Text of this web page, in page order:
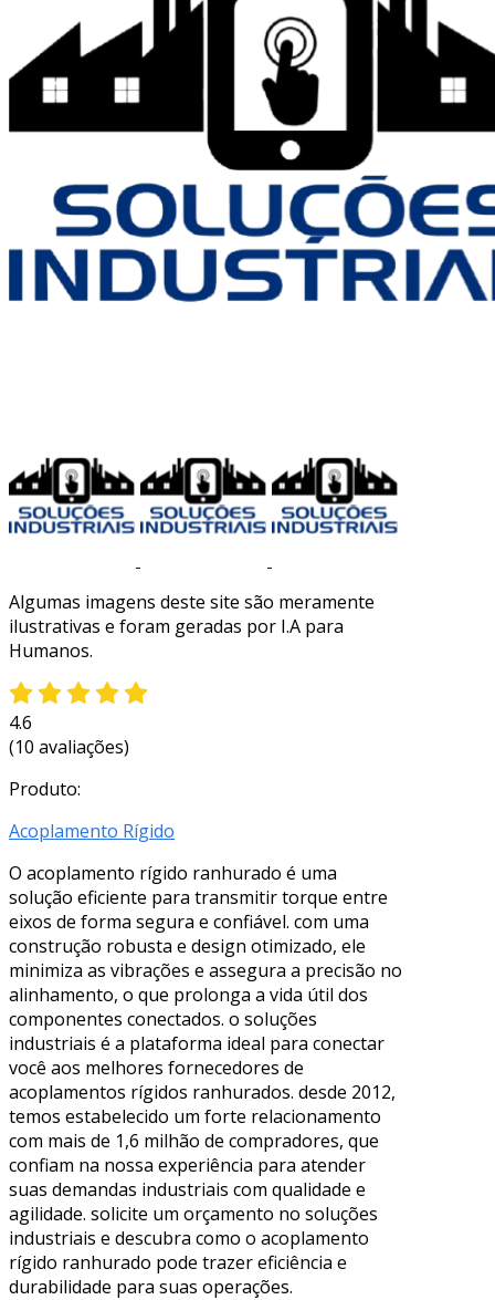
Algumas imagens deste site são meramente
ilustrativas e foram geradas por I.A para
Humanos.
4.6
(10 avaliações)
Produto:
Acoplamento Rígido
O acoplamento rígido ranhurado é uma
solução eficiente para transmitir torque entre
eixos de forma segura e confiável. com uma
construção robusta e design otimizado, ele
minimiza as vibrações e assegura a precisão no
alinhamento, o que prolonga a vida útil dos
componentes conectados. o soluções
industriais é a plataforma ideal para conectar
você aos melhores fornecedores de
acoplamentos rígidos ranhurados. desde 2012,
temos estabelecido um forte relacionamento
com mais de 1,6 milhão de compradores, que
confiam na nossa experiência para atender
suas demandas industriais com qualidade e
agilidade. solicite um orçamento no soluções
industriais e descubra como o acoplamento
rígido ranhurado pode trazer eficiência e
durabilidade para suas operações.